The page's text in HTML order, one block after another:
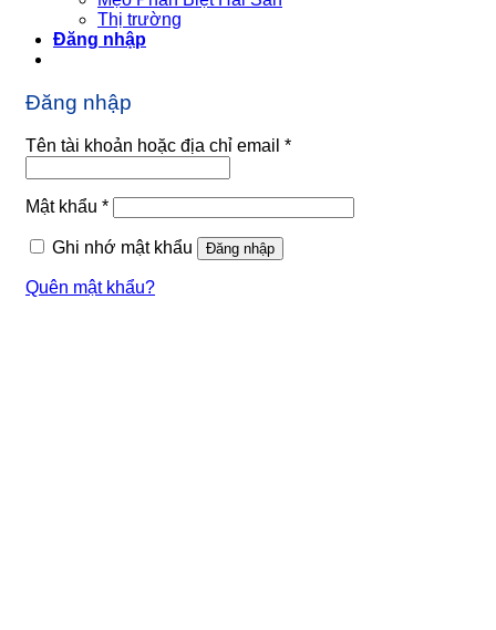
Thị trường
Đăng nhập
Đăng nhập
Tên tài khoản hoặc địa chỉ email *Bắt
Mật khẩu *Bắt
Ghi nhớ mật khẩu
Đăng nhập
Quên mật khẩu?